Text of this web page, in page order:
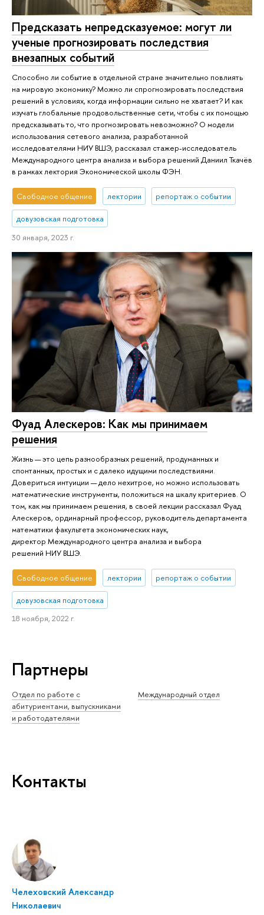
Предсказать непредсказуемое: могут ли
ученые прогнозировать последствия
внезапных событий
Способно ли событие в отдельной стране значительно повлиять
на мировую экономику? Можно ли спрогнозировать последствия
решений в условиях, когда информации сильно не хватает? И как
изучать глобальные продовольственные сети, чтобы с их помощью
предсказывать то, что прогнозировать невозможно? О модели
использования сетевого анализа, разработанной
исследователями НИУ ВШЭ, рассказал стажер-исследователь
Международного центра анализа и выбора решений Даниил Ткачёв
в рамках лектория Экономической школы ФЭН.
Свободное общение лектории репортаж о событии
довузовская подготовка
30 января, 2023 г.
Фуад Алескеров: Как мы принимаем
решения
Жизнь — это цепь разнообразных решений, продуманных и
спонтанных, простых и с далеко идущими последствиями.
Довериться интуиции — дело нехитрое, но можно использовать
математические инструменты, положиться на шкалу критериев. О
том, как мы принимаем решения, в своей лекции рассказал Фуад
Алескеров, ординарный профессор, руководитель департамента
математики факультета экономических наук,
директор Международного центра анализа и выбора
решений НИУ ВШЭ.
Свободное общение лектории репортаж о событии
довузовская подготовка
18 ноября, 2022 г.
Партнеры
Отдел по работе с
абитуриентами, выпускниками
и работодателями
Международный отдел
Контакты
Челеховский Александр
Николаевич